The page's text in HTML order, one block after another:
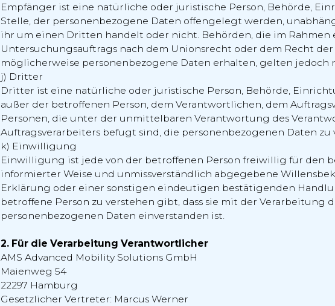
Empfänger ist eine natürliche oder juristische Person, Behörde,
Stelle, der personenbezogene Daten offengelegt werden,
ihr um einen Dritten handelt oder nicht. Behörden, die im Rahmen
Untersuchungsauftrags nach dem Unionsrecht oder dem Recht
möglicherweise personenbezogene Daten erhalten, gelten jedoch
j) Dritter
Dritter ist eine natürliche oder juristische Person, Behörde,
außer der betroffenen Person, dem Verantwortlichen, dem
Personen, die unter der unmittelbaren Verantwortung des
Auftragsverarbeiters befugt sind, die personenbezogenen Daten zu
k) Einwilligung
Einwilligung ist jede von der betroffenen Person freiwillig für den
informierter Weise und unmissverständlich abgegebene
Erklärung oder einer sonstigen eindeutigen bestätigenden
betroffene Person zu verstehen gibt, dass sie mit der Verarbeitung
personenbezogenen Daten einverstanden ist.
2. Für die Verarbeitung Verantwortlicher
AMS Advanced Mobility Solutions GmbH
Maienweg 54
22297 Hamburg
Gesetzlicher Vertreter: Marcus Werner